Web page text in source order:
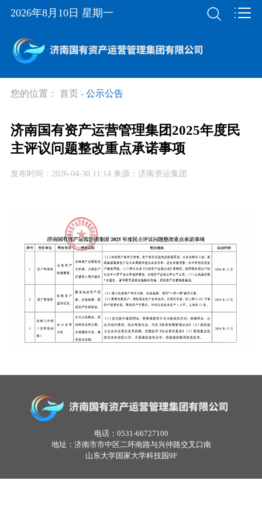
2026年8月10日 星期一
您的位置： 首页 - 公示公告
济南国有资产运营管理集团2025年度民
主评议问题整改重点承诺事项
发布时间：2026-04-30 11:14 来源：济南资运集团
电话：0531-66727100
地址：济南市市中区二环南路与兴仲路交叉口南
山东大学国家大学科技园9F